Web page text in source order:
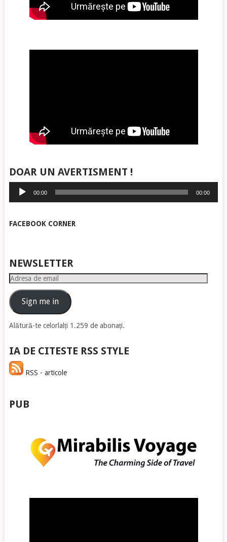
DOAR UN AVERTISMENT !
Player
audio
00:00 00:00
FACEBOOK CORNER
NEWSLETTER
Adresa
emailSign me in
Alătură-te celorlalți 1.259 de abonați.
IA DE CITESTE RSS STYLE
RSS - articole
PUB